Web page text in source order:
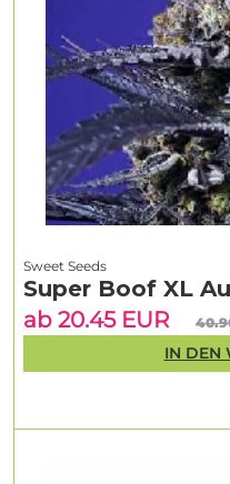
Sweet Seeds
Super Boof XL
ab 20.45 EUR
IN DEN